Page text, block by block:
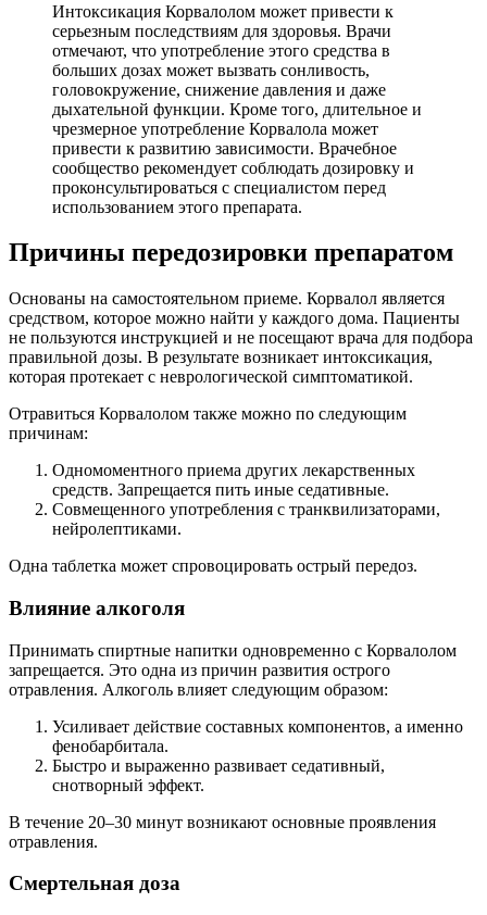
Интоксикация Корвалолом может привести к
серьезным последствиям для здоровья. Врачи
отмечают, что употребление этого средства в
больших дозах может вызвать сонливость,
головокружение, снижение давления и даже
дыхательной функции. Кроме того, длительное и
чрезмерное употребление Корвалола может
привести к развитию зависимости. Врачебное
сообщество рекомендует соблюдать дозировку и
проконсультироваться с специалистом перед
использованием этого препарата.
Причины передозировки препаратом
Основаны на самостоятельном приеме. Корвалол является
средством, которое можно найти у каждого дома. Пациенты
не пользуются инструкцией и не посещают врача для подбора
правильной дозы. В результате возникает интоксикация,
которая протекает с неврологической симптоматикой.
Отравиться Корвалолом также можно по следующим
причинам:
Одномоментного приема других лекарственных
средств. Запрещается пить иные седативные.
Совмещенного употребления с транквилизаторами,
нейролептиками.
Одна таблетка может спровоцировать острый передоз.
Влияние алкоголя
Принимать спиртные напитки одновременно с Корвалолом
запрещается. Это одна из причин развития острого
отравления. Алкоголь влияет следующим образом:
Усиливает действие составных компонентов, а именно
фенобарбитала.
Быстро и выраженно развивает седативный,
снотворный эффект.
В течение 20–30 минут возникают основные проявления
отравления.
Смертельная доза